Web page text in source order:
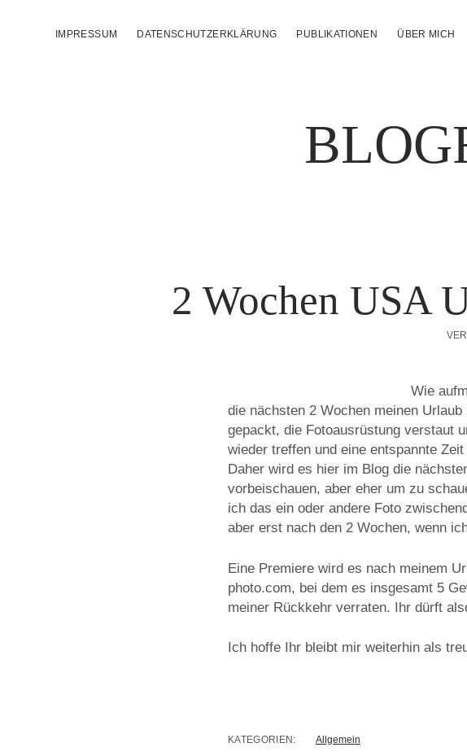
IMPRESSUM DATENSCHUTZERKLÄRUNG PUBLIKATIONEN ÜBER MICH
2 Wochen USA
Wie
die nächsten 2 Wochen meinen
gepackt, die Fotoausrüstung verstaut
wieder treffen und eine entspannte
Daher wird es hier im Blog die
vorbeischauen, aber eher um zu
ich das ein oder andere Foto
aber erst nach den 2 Wochen, wenn
Eine Premiere wird es nach meinem
photo.com, bei dem es insgesamt 5
meiner Rückkehr verraten. Ihr dürft
Ich hoffe Ihr bleibt mir weiterhin als
KATEGORIEN: Allgemein